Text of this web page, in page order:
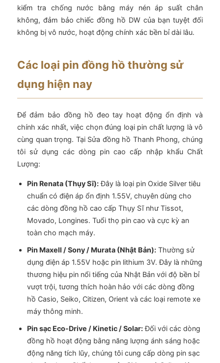
kiểm tra chống nước bằng máy nén áp suất chân
không, đảm bảo chiếc đồng hồ DW của bạn tuyệt đối
không bị vô nước, hoạt động chính xác bền bỉ dài lâu.
Các loại pin đồng hồ thường sử
dụng hiện nay
Để đảm bảo đồng hồ đeo tay hoạt động ổn định và
chính xác nhất, việc chọn đúng loại pin chất lượng là vô
cùng quan trọng. Tại Sửa đồng hồ Thanh Phong, chúng
tôi sử dụng các dòng pin cao cấp nhập khẩu Chất
Lượng:
Pin Renata (Thụy Sĩ):Đây là loại pin Oxide Silver tiêu
chuẩn có điện áp ổn định 1.55V, chuyên dùng cho
các dòng đồng hồ cao cấp Thụy Sĩ như Tissot,
Movado, Longines. Tuổi thọ pin cao và cực kỳ an
toàn cho mạch máy.
Pin Maxell / Sony / Murata (Nhật Bản): Thường sử
dụng điện áp 1.55V hoặc pin lithium 3V. Đây là những
thương hiệu pin nổi tiếng của Nhật Bản với độ bền bỉ
vượt trội, tương thích hoàn hảo với các dòng đồng
hồ Casio, Seiko, Citizen, Orient và các loại remote xe
máy thông minh.
Pin sạc Eco-Drive / Kinetic / Solar:Đối với các dòng
đồng hồ hoạt động bằng năng lượng ánh sáng hoặc
động năng tích lũy, chúng tôi cung cấp dòng pin sạc